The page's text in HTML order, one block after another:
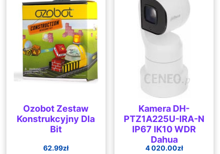
Ozobot Zestaw
Konstrukcyjny Dla
Bit
62.99zł
Kamera DH-
PTZ1A225U-IRA-N
IP67 IK10 WDR
Dahua
4 020.00zł